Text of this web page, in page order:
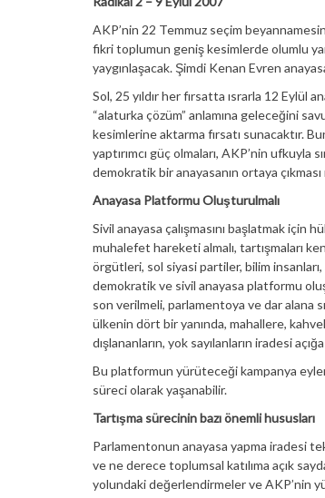
AKP’nin 22 Temmuz seçim
fikri toplumun geniş kesimlerde olumlu
yaygınlaşacak. Şimdi Kenan Evren
Sol, 25 yıldır her fırsatta ısrarla 12 Eylül
“alaturka çözüm” anlamına geleceğini
kesimlerine aktarma fırsatı sunacaktır.
yaptırımcı güç olmaları, AKP’nin ufkuyla
demokratik bir anayasanın ortaya
Anayasa Platformu Oluşturulmalı
Sivil anayasa çalışmasını başlatmak için
muhalefet hareketi almalı, tartışmaları
örgütleri, sol siyasi partiler, bilim
demokratik ve sivil anayasa platformu
son verilmeli, parlamentoya ve dar alana
ülkenin dört bir yanında, mahallere,
dışlananların, yok sayılanların iradesi açığa
Bu platformun yürüteceği kampanya
süreci olarak yaşanabilir.
Tartışma sürecinin bazı önemli hususları
Parlamentonun anayasa yapma iradesi
ve ne derece toplumsal katılıma açık
yolundaki değerlendirmeler ve AKP’nin